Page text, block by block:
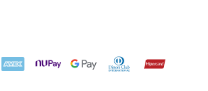
AMEX NuPay Google PayDiners ClubHipercard